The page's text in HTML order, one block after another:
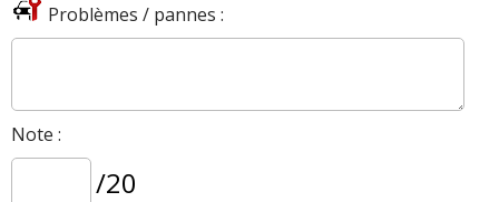
Problèmes / pannes :
Note :
/20